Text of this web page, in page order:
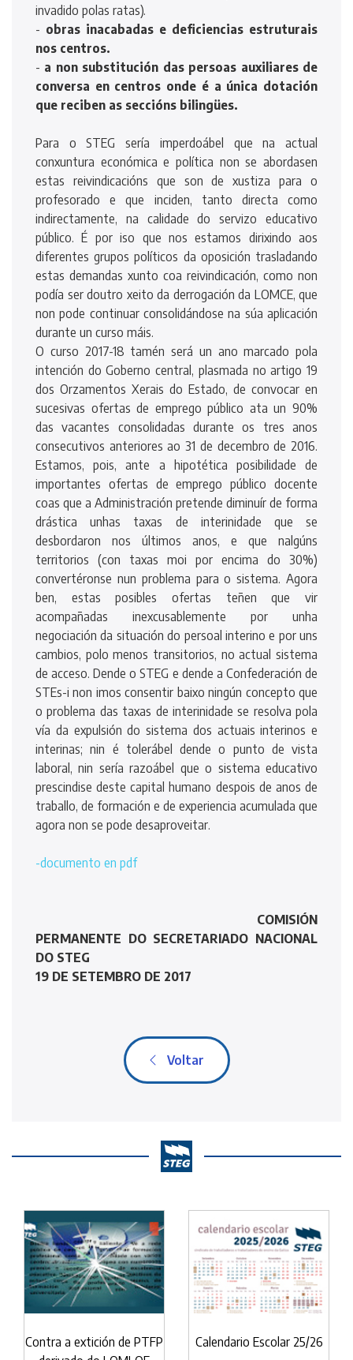
invadido polas ratas).
- obras inacabadas e deficiencias estruturais
nos centros.
- a non substitución das persoas auxiliares de
conversa en centros onde é a única dotación
que reciben as seccións bilingües.
Para o STEG sería imperdoábel que na actual
conxuntura económica e política non se abordasen
estas reivindicacións que son de xustiza para o
profesorado e que inciden, tanto directa como
indirectamente, na calidade do servizo educativo
público. É por iso que nos estamos dirixindo aos
diferentes grupos políticos da oposición trasladando
estas demandas xunto coa reivindicación, como non
podía ser doutro xeito da derrogación da LOMCE, que
non pode continuar consolidándose na súa aplicación
durante un curso máis.
O curso 2017-18 tamén será un ano marcado pola
intención do Goberno central, plasmada no artigo 19
dos Orzamentos Xerais do Estado, de convocar en
sucesivas ofertas de emprego público ata un 90%
das vacantes consolidadas durante os tres anos
consecutivos anteriores ao 31 de decembro de 2016.
Estamos, pois, ante a hipotética posibilidade de
importantes ofertas de emprego público docente
coas que a Administración pretende diminuír de forma
drástica unhas taxas de interinidade que se
desbordaron nos últimos anos, e que nalgúns
territorios (con taxas moi por encima do 30%)
convertéronse nun problema para o sistema. Agora
ben, estas posibles ofertas teñen que vir
acompañadas inexcusablemente por unha
negociación da situación do persoal interino e por uns
cambios, polo menos transitorios, no actual sistema
de acceso. Dende o STEG e dende a Confederación de
STEs-i non imos consentir baixo ningún concepto que
o problema das taxas de interinidade se resolva pola
vía da expulsión do sistema dos actuais interinos e
interinas; nin é tolerábel dende o punto de vista
laboral, nin sería razoábel que o sistema educativo
prescindise deste capital humano despois de anos de
traballo, de formación e de experiencia acumulada que
agora non se pode desaproveitar.
-documento en pdf
COMISIÓN
PERMANENTE DO SECRETARIADO NACIONAL
DO STEG
19 DE SETEMBRO DE 2017
Voltar
Contra a extición de PTFP
Calendario Escolar 25/26